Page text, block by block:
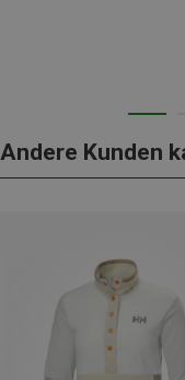
Andere Kunden